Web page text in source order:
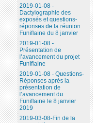
2019-01-08 -
Dactylographie des
exposés et questions-
réponses de la réunion
Funiflaine du 8 janvier
2019-01-08 -
Présentation de
l’avancement du projet
Funiflaine
2019-01-08 - Questions-
Réponses après la
présentation de
l’avancement du
Funiflaine le 8 janvier
2019
2019-03-08-Fin de la